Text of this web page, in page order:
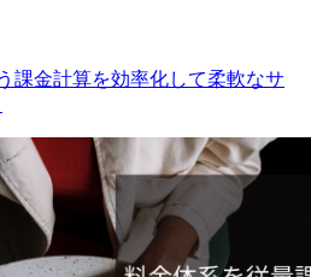
課金計算を効率化して柔軟なサ